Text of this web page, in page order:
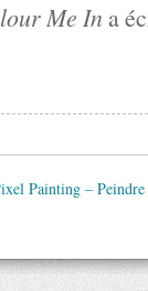
Me In a
Painting –